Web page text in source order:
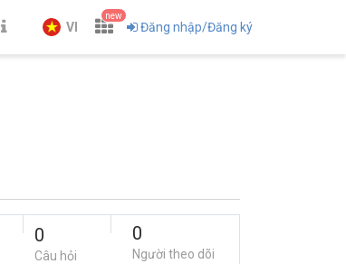
VI
new
Đăng nhập/Đăng ký
0
Câu hỏi
0
Người theo dõi